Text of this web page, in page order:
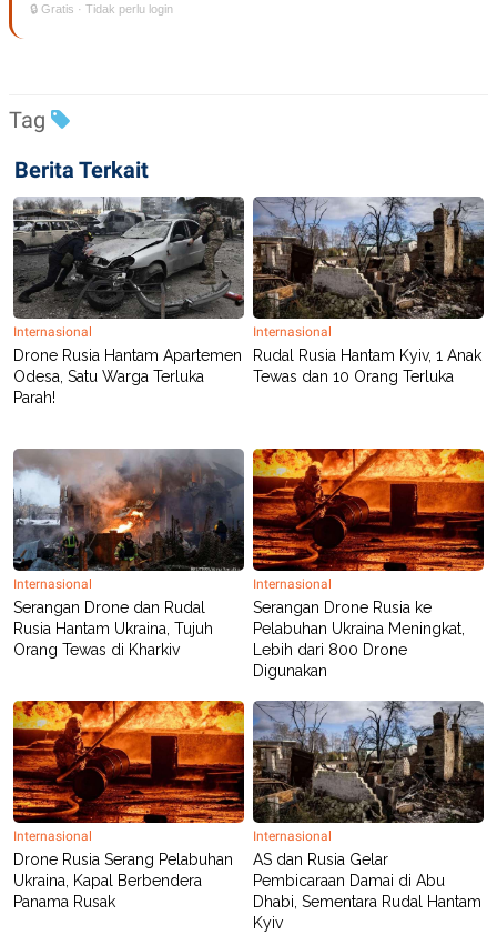
🔒 Gratis · Tidak perlu login
Tag
Berita Terkait
Internasional
Drone Rusia Hantam Apartemen
Odesa, Satu Warga Terluka
Parah!
Internasional
Rudal Rusia Hantam Kyiv, 1 Anak
Tewas dan 10 Orang Terluka
Internasional
Serangan Drone dan Rudal
Rusia Hantam Ukraina, Tujuh
Orang Tewas di Kharkiv
Internasional
Serangan Drone Rusia ke
Pelabuhan Ukraina Meningkat,
Lebih dari 800 Drone
Digunakan
Internasional
Drone Rusia Serang Pelabuhan
Ukraina, Kapal Berbendera
Panama Rusak
Internasional
AS dan Rusia Gelar
Pembicaraan Damai di Abu
Dhabi, Sementara Rudal Hantam
Kyiv